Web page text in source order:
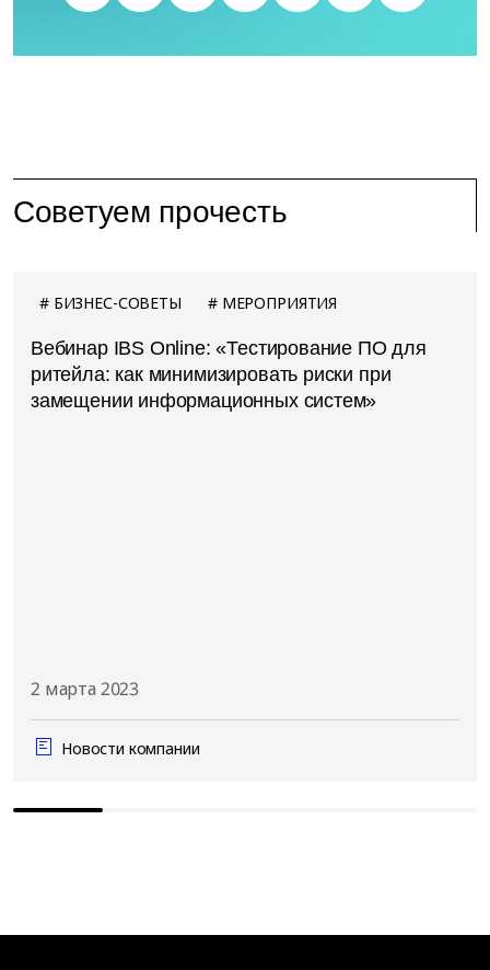
Советуем прочесть
БИЗНЕС-СОВЕТЫ МЕРОПРИЯТИЯ
Вебинар IBS Online: «Тестирование ПО для
ритейла: как минимизировать риски при
замещении информационных систем»
2 марта 2023
Новости компании